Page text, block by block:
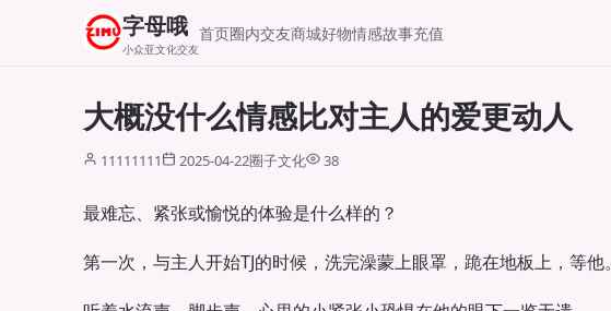
字母哦
小众亚文化交友
首页圈内交友商城好物情感故事充值
大概没什么情感比对主人的爱更动人
11111111 2025-04-22圈子文化 38
最难忘、紧张或愉悦的体验是什么样的？
第一次，与主人开始TJ的时候，洗完澡蒙上眼罩，跪在地板上，等他。